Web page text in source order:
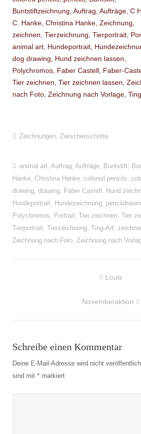
Zeichnungen, Zwischenschritte
animal art, Auftrag, Aufträge, Buntstift,
Hanke, Christina Hanke, colored pencils
drawing, drawing, Faber Castell Hund
Hundeportrait, Hundezeichnung,
Polychromos
Portrait, Tier zeichnen, Tier
Tierportrait, Tierzeichnung, Ting-Art,
Zeichnung nach Foto, Zeichnung nach
BeitragsnavigationLouis
Novemberaktion
Schreibe einen Kommentar
Deine E-Mail-Adresse wird nicht
sind mit *markiert